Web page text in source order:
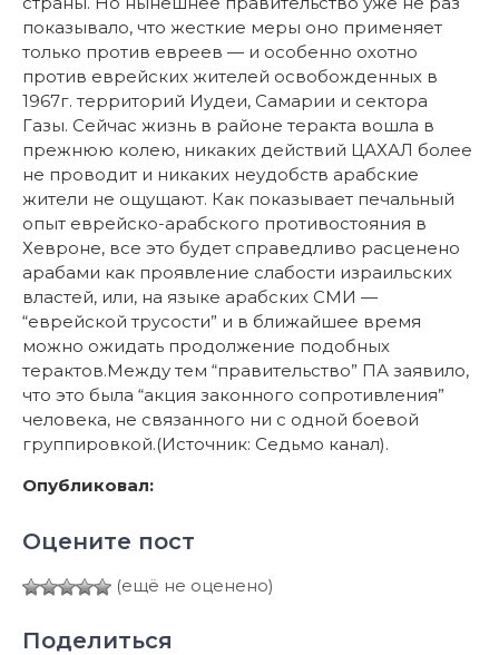
показывало, что жесткие меры оно применяет
только против евреев — и особенно охотно
против еврейских жителей освобожденных в
1967г. территорий Иудеи, Самарии и сектора
Газы. Сейчас жизнь в районе теракта вошла в
прежнюю колею, никаких действий ЦАХАЛ более
не проводит и никаких неудобств арабские
жители не ощущают. Как показывает печальный
опыт еврейско-арабского противостояния в
Хевроне, все это будет справедливо расценено
арабами как проявление слабости израильских
властей, или, на языке арабских СМИ —
“еврейской трусости” и в ближайшее время
можно ожидать продолжение подобных
терактов.Между тем “правительство” ПА заявило,
что это была “акция законного сопротивления”
человека, не связанного ни с одной боевой
группировкой.(Источник: Седьмо канал).
Опубликовал:
Оцените пост
(ещё не оценено)
Поделиться